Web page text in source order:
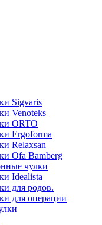
Sigvaris
Venoteks
ORTO
Ergoforma
Relaxsan
Ofa Bamberg
чулки
Idealista
для родов.
для операции